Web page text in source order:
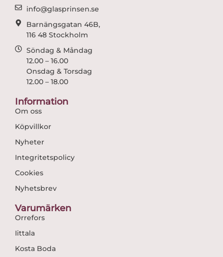
info@glasprinsen.se
Barnängsgatan 46B,
116 48 Stockholm
Söndag & Måndag
12.00 – 16.00
Onsdag & Torsdag
12.00 – 18.00
Information
Om oss
Köpvillkor
Nyheter
Integritetspolicy
Cookies
Nyhetsbrev
Varumärken
Orrefors
Iittala
Kosta Boda